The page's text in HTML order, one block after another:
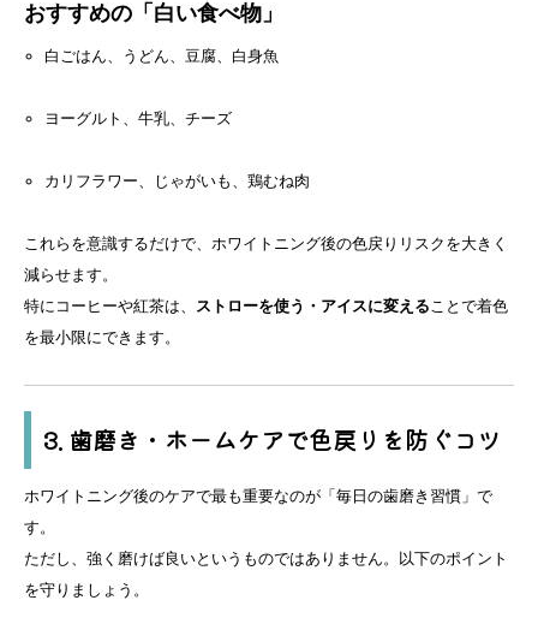
おすすめの「白い食べ物」
白ごはん、うどん、豆腐、白身魚
ヨーグルト、牛乳、チーズ
カリフラワー、じゃがいも、鶏むね肉
これらを意識するだけで、ホワイトニング後の色戻りリスクを大きく
減らせます。
特にコーヒーや紅茶は、 ストローを使う・アイスに変えることで着色
を最小限にできます。
3. 歯磨き・ホームケアで色戻りを防ぐコツ
ホワイトニング後のケアで最も重要なのが「毎日の歯磨き習慣」で
す。
ただし、強く磨けば良いというものではありません。以下のポイント
を守りましょう。